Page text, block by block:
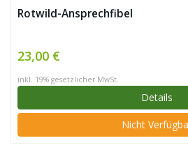
Rotwild-Ansprechfibel
23,00 €
inkl. 19% gesetzlicher MwSt.
Details
Nicht